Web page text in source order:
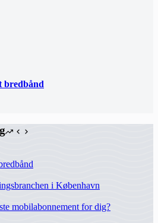
bredbånd
i København
mobilabonnement for dig?